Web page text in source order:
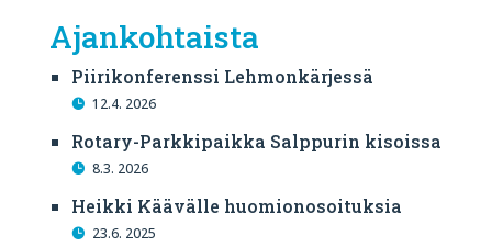
Ajankohtaista
Piirikonferenssi Lehmonkärjessä
12.4. 2026
Rotary-Parkkipaikka Salppurin kisoissa
8.3. 2026
Heikki Käävälle huomionosoituksia
23.6. 2025